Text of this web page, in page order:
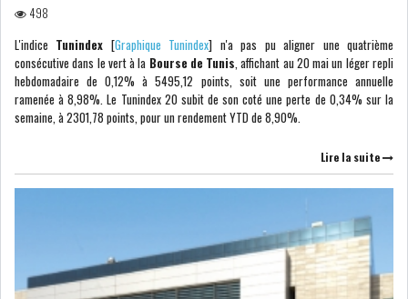
ATTIJARIWAFA BANK : LA
HAUSSE DES BÉNÉFI...
TRANSITION VERTE AU
MAGHREB : ENTRE OPPO...
498
L'indice Tunindex [Graphique Tunindex] n'a pas pu aligner une quatrième
consécutive dans le vert à la Bourse de Tunis , affichant au 20 mai un léger repli
hebdomadaire de 0,12% à 5495,12 points, soit une performance annuelle
ramenée à 8,98%. Le Tunindex 20 subit de son coté une perte de 0,34% sur la
semaine, à 2301,78 points, pour un rendement YTD de 8,90%.
Lire la suite